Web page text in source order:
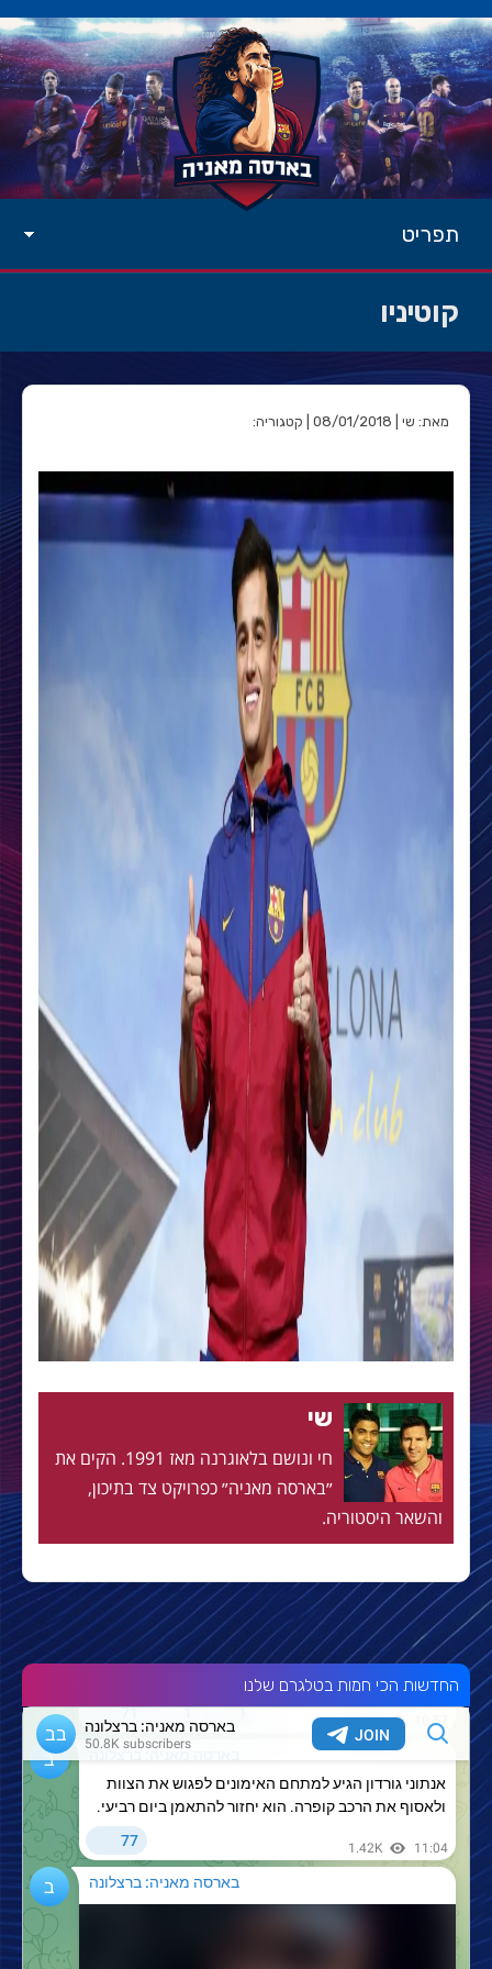
תפריט
קוטיניו
מאת: שי | 08/01/2018 | קטגוריה:
שי
חי ונושם בלאוגרנה מאז 1991. הקים את
״בארסה מאניה״ כפרויקט צד בתיכון,
והשאר היסטוריה.
החדשות הכי חמות בטלגרם שלנו